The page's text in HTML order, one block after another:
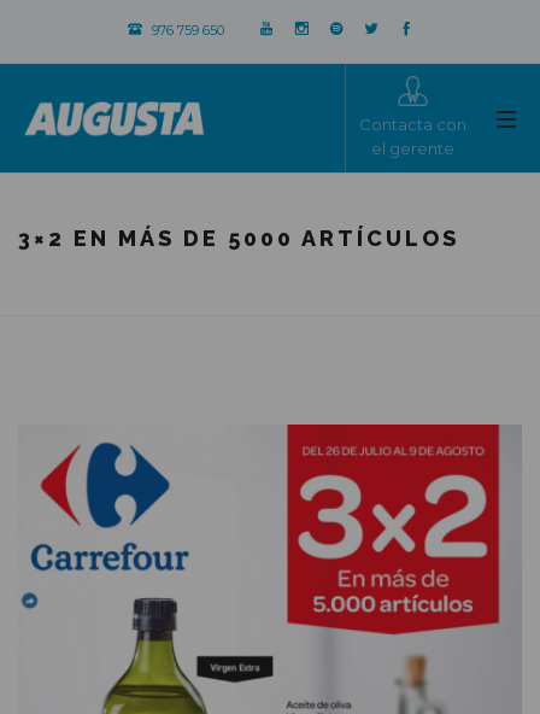
976 759 650
Contacta con
el gerente
3×2 EN MÁS DE 5000 ARTÍCULOS